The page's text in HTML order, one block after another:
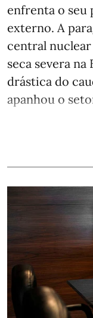
enfrenta o seu
externo. A
central nuclear
seca severa
drástica do
apanhou o